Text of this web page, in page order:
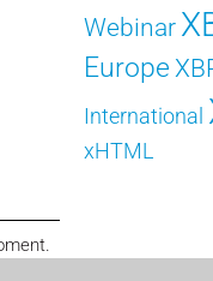
Webinar
Europe
International
xHTML